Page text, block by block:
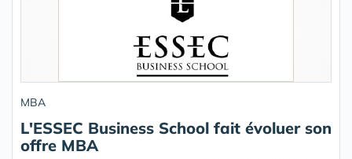
MBA
L'ESSEC Business School fait évoluer son
offre MBA